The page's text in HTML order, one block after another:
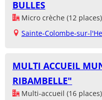
BULLES
Micro crèche (12 places)
Sainte-Colombe-sur-
MULTI ACCUEIL
RIBAMBELLE"
Multi-accueil (16 places)